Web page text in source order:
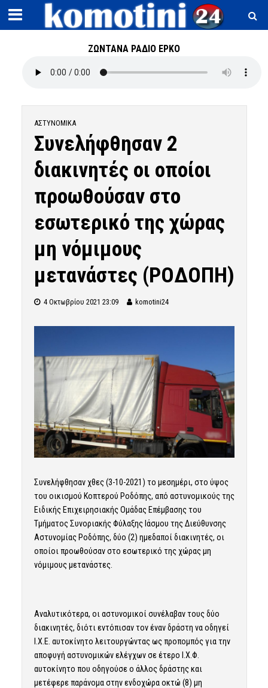
ΖΩΝΤΑΝΑ ΡΑΔΙΟ ΕΡΚΟ
ΑΣΤΥΝΟΜΙΚΆ
Συνελήφθησαν 2
διακινητές οι οποίοι
προωθούσαν στο
εσωτερικό της χώρας
μη νόμιμους
μετανάστες (ΡΟΔΟΠΗ)
4 Οκτωβρίου 2021 23:09 komotini24
Συνελήφθησαν χθες (3-10-2021) το μεσημέρι, στο ύψος
του οικισμού Κοπτερού Ροδόπης, από αστυνομικούς της
Ειδικής Επιχειρησιακής Ομάδας Επέμβασης του
Τμήματος Συνοριακής Φύλαξης Ιάσμου της Διεύθυνσης
Αστυνομίας Ροδόπης, δύο (2) ημεδαποί διακινητές, οι
οποίοι προωθούσαν στο εσωτερικό της χώρας μη
νόμιμους μετανάστες.
Αναλυτικότερα, οι αστυνομικοί συνέλαβαν τους δύο
διακινητές, διότι εντόπισαν τον έναν δράστη να οδηγεί
Ι.Χ.Ε. αυτοκίνητο λειτουργώντας ως προπομπός για την
αποφυγή αστυνομικών ελέγχων σε έτερο Ι.Χ.Φ.
αυτοκίνητο που οδηγούσε ο άλλος δράστης και
μετέφερε παράνομα στην ενδοχώρα οκτώ (8) μη